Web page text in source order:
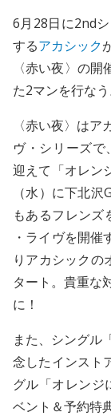
6月28日に2nd
するアカシック
〈赤い夜〉の開
た2マンを行なう
〈赤い夜〉は
ヴ・シリーズ
迎えて「オレン
（水）に下北
もあるフレンズ
・ライヴを開
りアカシックの
タート。貴重な
に！
また、シングル
念したインスト
グル「オレンジ
ベント＆予約特